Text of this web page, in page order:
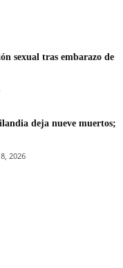
sexual tras embarazo de
deja nueve muertos;
2026